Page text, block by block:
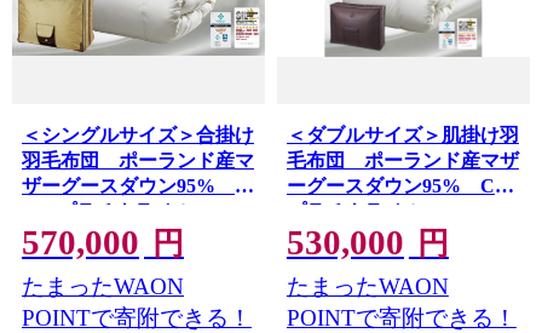
＜シングルサイズ＞合掛け
羽毛布団 ポーランド産マ
ザーグースダウン95%
CILプラチナラベル
【1396751】
570,000 円
たまったWAON
POINTで寄附できる！
＜ダブルサイズ＞肌掛け羽
毛布団 ポーランド産マザ
ーグースダウン95% CIL
プラチナラベル
【1502058】
530,000 円
たまったWAON
POINTで寄附できる！